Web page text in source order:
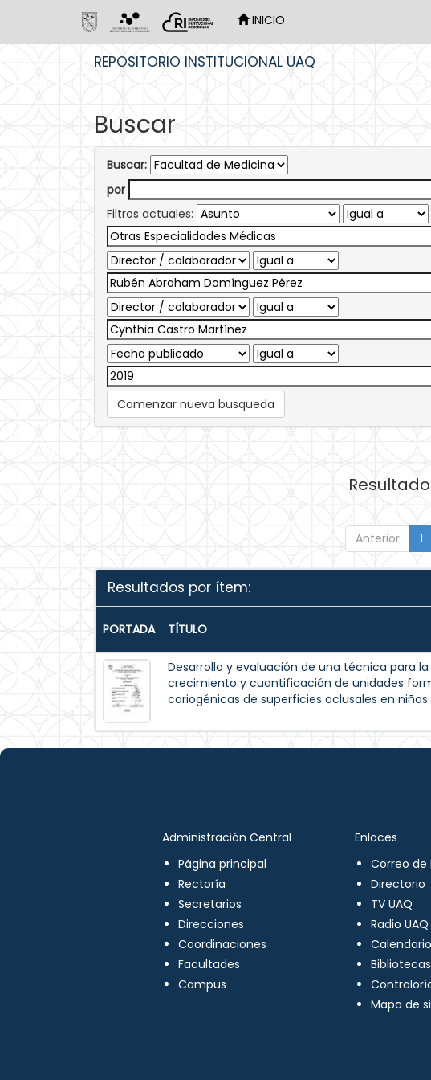
INICIO
REPOSITORIO INSTITUCIONAL UAQ
Buscar
Buscar:
por
Filtros actuales:
Comenzar nueva busqueda
Anterior 1
Resultados por ítem:
PORTADA TÍTULO
Desarrollo y evaluación de una técnica para
crecimiento y cuantificación de unidades
cariogénicas de superficies oclusales en niños
Administración Central
Página principal
Rectoría
Secretarios
Direcciones
Coordinaciones
Facultades
Campus
Enlaces
Correo de
Directorio
TV UAQ
Radio UAQ
Bibliotecas
Mapa de